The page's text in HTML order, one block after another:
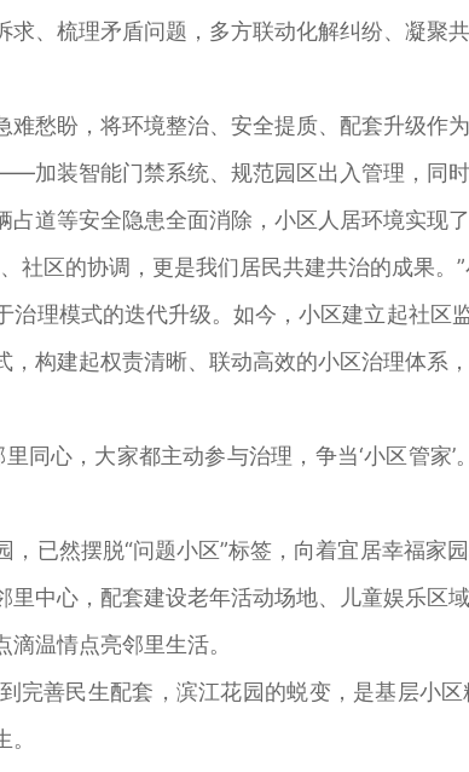
、梳理矛盾问题，多方联动化解纠纷、凝聚
盼，将环境整治、安全提质、配套升级作
加装智能门禁系统、规范园区出入管理，同
道等安全隐患全面消除，小区人居环境实现了
区的协调，更是我们居民共建共治的成果。”
模式的迭代升级。如今，小区建立起社区
构建起权责清晰、联动高效的小区治理体系
心，大家都主动参与治理，争当‘小区管家’
然摆脱“问题小区”标签，向着宜居幸福家
中心，配套建设老年活动场地、儿童娱乐区
温情点亮邻里生活。
善民生配套，滨江花园的蜕变，是基层小区